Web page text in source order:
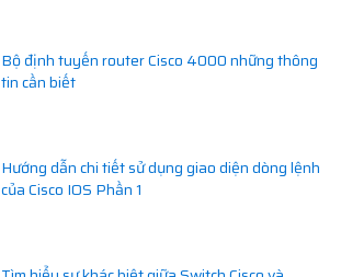
Bộ định tuyến router Cisco 4000 những thông
tin cần biết
Hướng dẫn chi tiết sử dụng giao diện dòng lệnh
của Cisco IOS Phần 1